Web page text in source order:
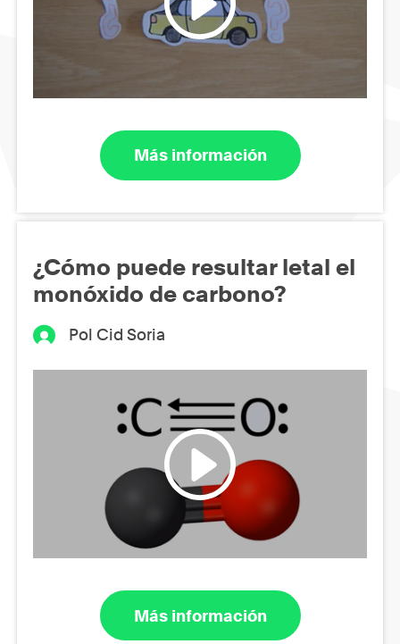
Más información
¿Cómo puede resultar letal el
monóxido de carbono?
Pol Cid Soria
Más información